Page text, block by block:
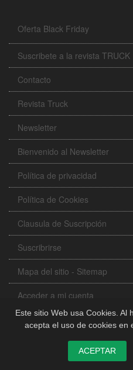
Oferta Black Friday
Suscribete a la revista TRUCK
Contacto
Revista Truck
Newsletter
Bienvenido al Newsletter
Política de privacidad
Política de Cookies
Clausula de Suscripción
Suscribrirse
Mapa del sitio - Sitemap
Acceder a mi cuenta
Este sitio Web usa Cookies. Al
acepta el uso de cookies en
ACEPTAR
Este sitio Web usa Cookies. Al